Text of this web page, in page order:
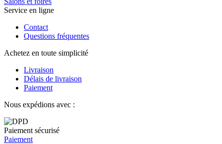
Service en ligne
Contact
Questions fréquentes
Achetez en toute simplicité
Livraison
Délais de livraison
Paiement
Nous expédions avec :
Paiement sécurisé
Paiement